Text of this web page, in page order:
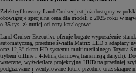
Zelektryfikowany Land Cruiser jest już dostępny w
obowiązuje specjalna cena dla modeli z 2025 roku w
o 35 tys. zł mniej od ceny katalogowej.
Land Cruiser Executive oferuje bogate wyposażenie
automatyczną, przednie światła Matrix LED z
oraz 12,3" ekran HD systemu multimedialnego Toyota
trybem offline i 4-letnią darmową transmisją danych).
wsteczne, wyświetlacz projekcyjny HUD na przedniej
podgrzewane i wentylowane fotele przednie oraz skrajne